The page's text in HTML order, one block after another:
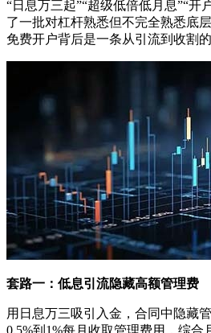
“日息万三起”“超级低倍低月息”“开
了一批对杠杆熟悉但不完全熟悉底
免费开户背后是一条从引流到收割的
套路一：低息引流隐藏高额管理费
用日息万三吸引入金，合同中隐藏
0.5%到1%每月收取管理费用，综合